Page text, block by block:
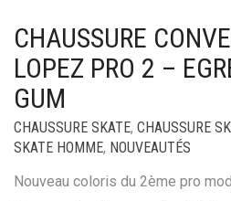
CHAUSSURE
LOPEZ PRO 2 –
GUM
CHAUSSURE SKATE, CHAUSSURE
SKATE HOMME, NOUVEAUTÉS
Nouveau coloris du 2ème pro